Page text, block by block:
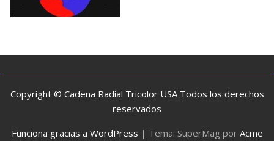
Copyright © Cadena Radial Tricolor USA Todos los derechos
reservados
Funciona gracias a WordPress | Tema: SuperMag por Acme